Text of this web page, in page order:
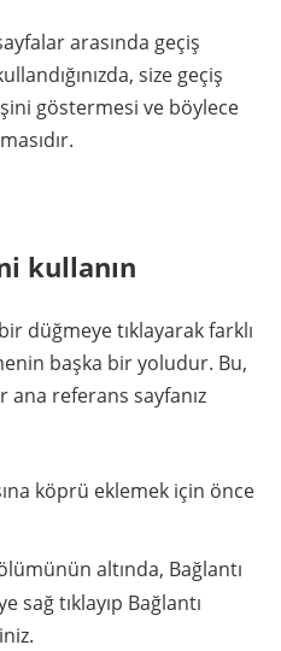
arasında geçiş
size geçiş
göstermesi ve böylece
kullanın
düğmeye tıklayarak farklı
başka bir yoludur. Bu,
ana referans sayfanız
köprü eklemek için önce
altında, Bağlantı
sağ tıklayıp Bağlantı